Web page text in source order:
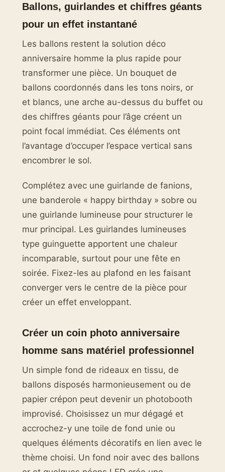
Ballons, guirlandes et chiffres géants
pour un effet instantané
Les ballons restent la solution déco
anniversaire homme la plus rapide pour
transformer une pièce. Un bouquet de
ballons coordonnés dans les tons noirs, or
et blancs, une arche au-dessus du buffet ou
des chiffres géants pour l’âge créent un
point focal immédiat. Ces éléments ont
l’avantage d’occuper l’espace vertical sans
encombrer le sol.
Complétez avec une guirlande de fanions,
une banderole « happy birthday » sobre ou
une guirlande lumineuse pour structurer le
mur principal. Les guirlandes lumineuses
type guinguette apportent une chaleur
incomparable, surtout pour une fête en
soirée. Fixez-les au plafond en les faisant
converger vers le centre de la pièce pour
créer un effet enveloppant.
Créer un coin photo anniversaire
homme sans matériel professionnel
Un simple fond de rideaux en tissu, de
ballons disposés harmonieusement ou de
papier crépon peut devenir un photobooth
improvisé. Choisissez un mur dégagé et
accrochez-y une toile de fond unie ou
quelques éléments décoratifs en lien avec le
thème choisi. Un fond noir avec des ballons